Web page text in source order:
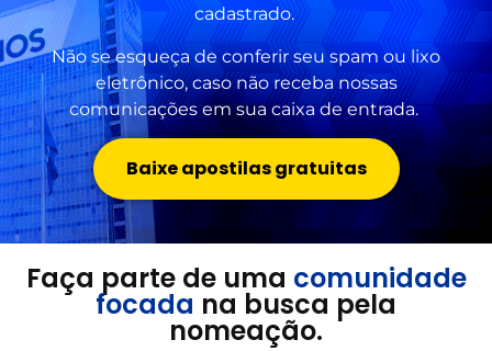
cadastrado.
Não se esqueça de conferir seu spam ou lixo
eletrônico, caso não receba nossas
comunicações em sua caixa de entrada.
Baixe apostilas gratuitas
Faça parte de uma comunidade
focada na busca pela
nomeação.